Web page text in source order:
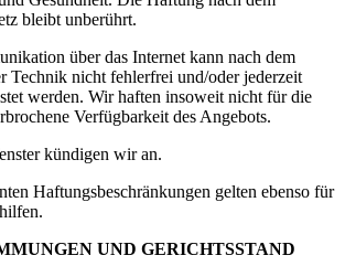
bleibt unberührt.
über das Internet kann nach dem
Technik nicht fehlerfrei und/oder jederzeit
werden. Wir haften insoweit nicht für die
Verfügbarkeit des Angebots.
kündigen wir an.
Haftungsbeschränkungen gelten ebenso für
UND GERICHTSSTAND